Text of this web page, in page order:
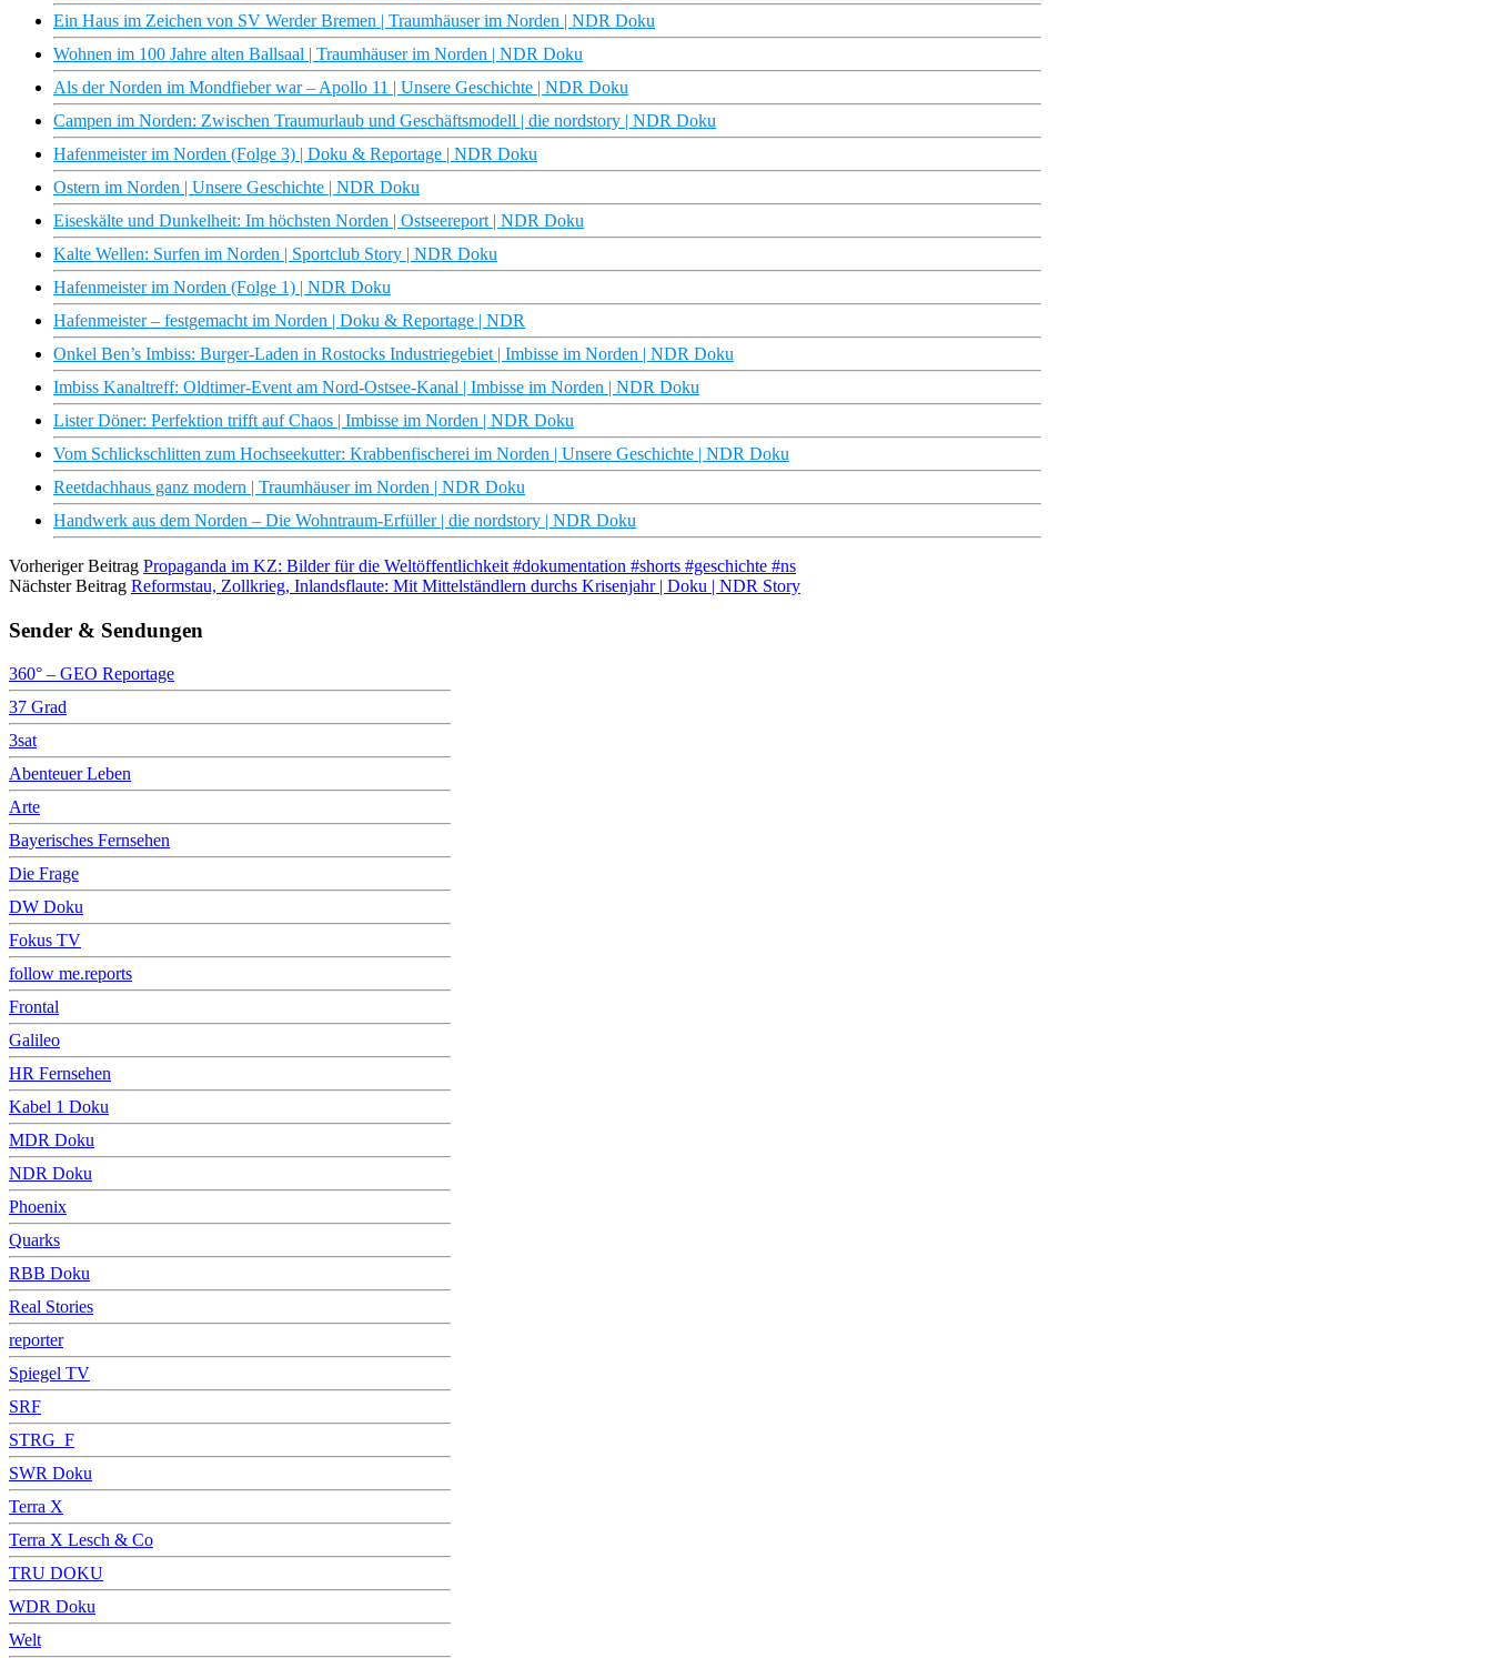
Ein Haus im Zeichen von SV Werder Bremen | Traumhäuser im Norden | NDR Doku
Wohnen im 100 Jahre alten Ballsaal | Traumhäuser im Norden | NDR Doku
Als der Norden im Mondfieber war – Apollo 11 | Unsere Geschichte | NDR Doku
Campen im Norden: Zwischen Traumurlaub und Geschäftsmodell | die nordstory | NDR Doku
Hafenmeister im Norden (Folge 3) | Doku & Reportage | NDR Doku
Ostern im Norden | Unsere Geschichte | NDR Doku
Eiseskälte und Dunkelheit: Im höchsten Norden | Ostseereport | NDR Doku
Kalte Wellen: Surfen im Norden | Sportclub Story | NDR Doku
Hafenmeister im Norden (Folge 1) | NDR Doku
Hafenmeister – festgemacht im Norden | Doku & Reportage | NDR
Onkel Ben’s Imbiss: Burger-Laden in Rostocks Industriegebiet | Imbisse im Norden | NDR Doku
Imbiss Kanaltreff: Oldtimer-Event am Nord-Ostsee-Kanal | Imbisse im Norden | NDR Doku
Lister Döner: Perfektion trifft auf Chaos | Imbisse im Norden | NDR Doku
Vom Schlickschlitten zum Hochseekutter: Krabbenfischerei im Norden | Unsere Geschichte | NDR Doku
Reetdachhaus ganz modern | Traumhäuser im Norden | NDR Doku
Handwerk aus dem Norden – Die Wohntraum-Erfüller | die nordstory | NDR Doku
Vorheriger Beitrag Propaganda im KZ: Bilder für die Weltöffentlichkeit #dokumentation #shorts #geschichte #ns
Nächster Beitrag Reformstau, Zollkrieg, Inlandsflaute: Mit Mittelständlern durchs Krisenjahr | Doku | NDR Story
Sender & Sendungen
360° – GEO Reportage
37 Grad
3sat
Abenteuer Leben
Arte
Bayerisches Fernsehen
Die Frage
DW Doku
Fokus TV
follow me.reports
Frontal
Galileo
HR Fernsehen
Kabel 1 Doku
MDR Doku
NDR Doku
Phoenix
Quarks
RBB Doku
Real Stories
reporter
Spiegel TV
SRF
STRG_F
SWR Doku
Terra X
Terra X Lesch & Co
TRU DOKU
WDR Doku
Welt